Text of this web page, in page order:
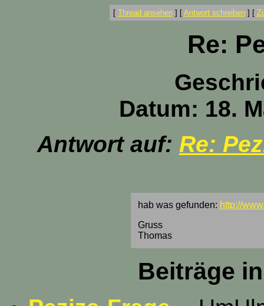
[ Thread ansehen] [ Antwort schreiben] [
Re:
Datum: 18.
Antwort auf: Re:
hab was gefunden: http://
Gruss
Thomas
Beiträge